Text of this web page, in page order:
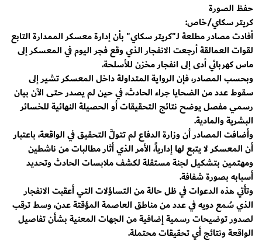
حفظ الصورة
كريتر سكاي/خاص:
أفادت مصادر مطلعة لـ"كريتر سكاي" بأن إدارة معسكر الممدارة التابع
لقوات العمالقة أرجعت الانفجار الذي وقع فجر اليوم في المعسكر إلى
ماس كهربائي أدى إلى انفجار مخزن للأسلحة.
وبحسب المصادر، فإن الرواية المتداولة داخل المعسكر تشير إلى
سقوط عدد من الضحايا جراء الحادث، في حين لم يصدر حتى الآن بيان
رسمي مفصل يوضح نتائج التحقيقات أو الحصيلة النهائية للخسائر
البشرية والمادية.
وأضافت المصادر أن وزارة الدفاع لم تتولَّ التحقيق في الواقعة، باعتبار
أن المعسكر لا يتبع لها إدارياً، الأمر الذي أثار مطالبات من ناشطين
ومهتمين بتشكيل لجنة مستقلة لكشف ملابسات الحادث وتحديد
أسبابه بصورة شفافة.
وتأتي هذه الدعوات في ظل حالة من التساؤلات التي أعقبت الانفجار
الذي سُمع دويه في عدد من مناطق العاصمة المؤقتة عدن، وسط ترقب
لصدور توضيحات رسمية إضافية من الجهات المعنية بشأن تفاصيل
الواقعة ونتائج أي تحقيقات محتملة.